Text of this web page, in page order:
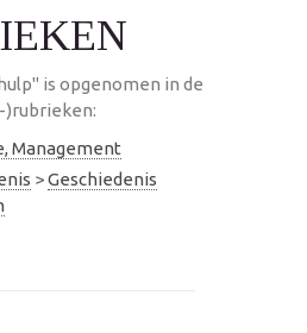
is opgenomen in de
)rubrieken:
Management
>Geschiedenis